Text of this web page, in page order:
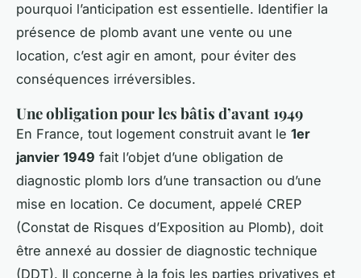
pourquoi l’anticipation est essentielle. Identifier la
présence de plomb avant une vente ou une
location, c’est agir en amont, pour éviter des
conséquences irréversibles.
Une obligation pour les bâtis d’avant 1949
En France, tout logement construit avant le 1er
janvier 1949 fait l’objet d’une obligation de
diagnostic plomb lors d’une transaction ou d’une
mise en location. Ce document, appelé CREP
(Constat de Risques d’Exposition au Plomb), doit
être annexé au dossier de diagnostic technique
(DDT). Il concerne à la fois les parties privatives et